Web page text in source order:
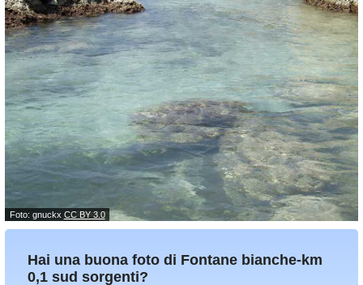
Foto: gnuckx CC BY 3.0
Hai una buona foto di Fontane bianche-km
0,1 sud sorgenti?